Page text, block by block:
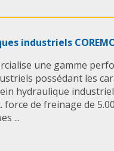
industriels
une gamme
possédant les
hydraulique
force de freinage de
...